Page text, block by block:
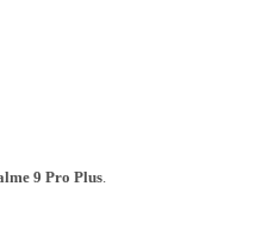
9 Pro Plus.